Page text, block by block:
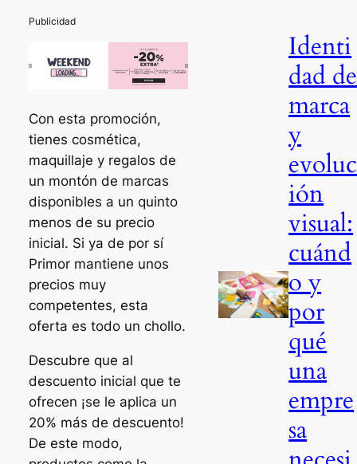
Con esta promoción,
tienes cosmética,
maquillaje y regalos de
un montón de marcas
disponibles a un quinto
menos de su precio
inicial. Si ya de por sí
Primor mantiene unos
precios muy
competentes, esta
oferta es todo un chollo.
Descubre que al
descuento inicial que te
ofrecen ¡se le aplica un
20% más de descuento!
De este modo,
Identi
dad de
marca
y
evoluc
ión
visual:
cuánd
o y
por
qué
una
empre
sa